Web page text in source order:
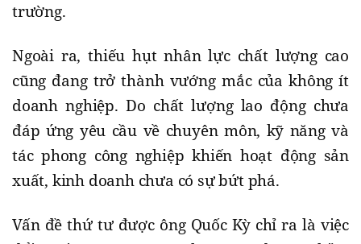
trường.
Ngoài ra, thiếu hụt nhân lực chất lượng cao
cũng đang trở thành vướng mắc của không ít
doanh nghiệp. Do chất lượng lao động chưa
đáp ứng yêu cầu về chuyên môn, kỹ năng và
tác phong công nghiệp khiến hoạt động sản
xuất, kinh doanh chưa có sự bứt phá.
Vấn đề thứ tư được ông Quốc Kỳ chỉ ra là việc